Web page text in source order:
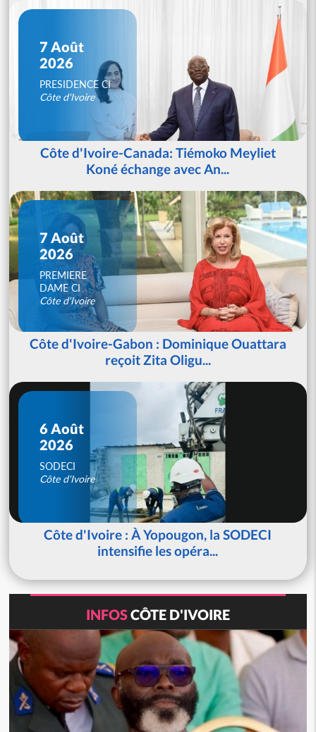
7 Août
2026
PRESIDENCE CI
Côte d'Ivoire
Côte d'Ivoire-Canada: Tiémoko Meyliet
Koné échange avec An...
7 Août
2026
PREMIERE
DAME CI
Côte d'Ivoire
Côte d'Ivoire-Gabon : Dominique Ouattara
reçoit Zita Oligu...
6 Août
2026
SODECI
Côte d'Ivoire
Côte d'Ivoire : À Yopougon, la SODECI
intensifie les opéra...
INFOSCÔTE D'IVOIRE